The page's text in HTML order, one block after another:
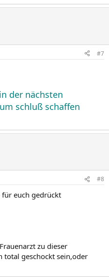
#7
der nächsten
schluß schaffen
#8
für euch gedrückt
zu dieser
total geschockt sein,oder